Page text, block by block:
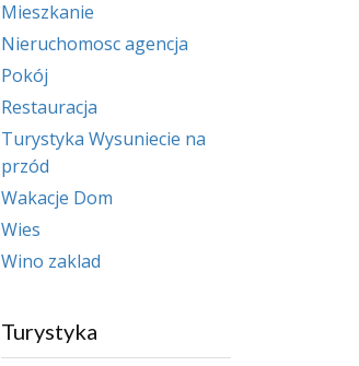
Mieszkanie
Nieruchomosc agencja
Pokój
Restauracja
Turystyka Wysuniecie na
przód
Wakacje Dom
Wies
Wino zaklad
Turystyka